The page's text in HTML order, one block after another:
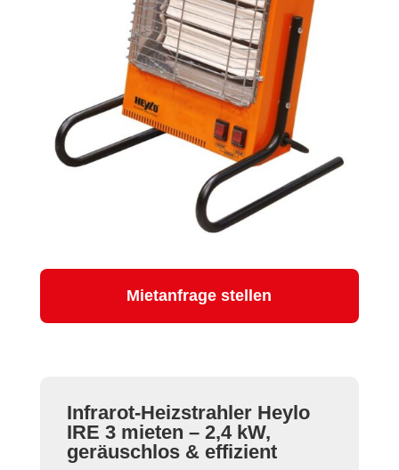
Mietanfrage stellen
Infrarot-Heizstrahler Heylo
IRE 3 mieten – 2,4 kW,
geräuschlos & effizient